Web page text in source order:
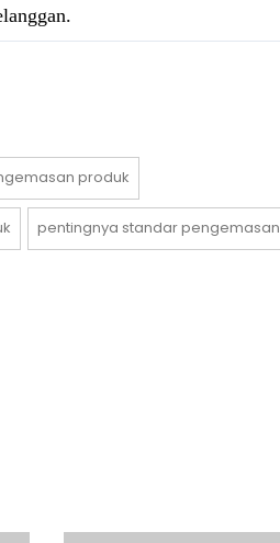
produk
pentingnya standar pengemasan